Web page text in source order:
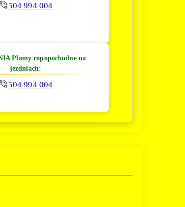
504 994 004
Plamy ropopochodne na
jezdniach:
504 994 004